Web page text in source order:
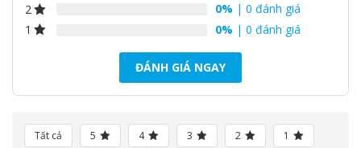
2
0% | 0 đánh giá
1
0% | 0 đánh giá
ĐÁNH GIÁ NGAY
Tất cả 5 4 3 2
1